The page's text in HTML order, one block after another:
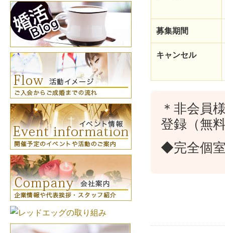
募集期間
キャンセル
＊非会員
登録（無
◆完全個